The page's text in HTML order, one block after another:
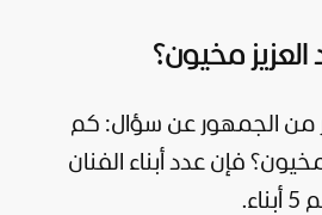
العزيز مخيون؟
من الجمهور عن سؤال: كم
مخيون؟ فإن عدد أبناء الفنان